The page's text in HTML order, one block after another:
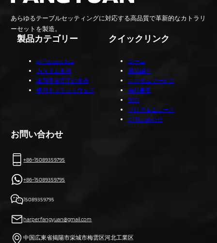
あらゆるテーブルセッティングに対応する高品質で革新的なカトラリ
ーセットを製造。
製品カテゴリー
All Flatware Sets
カスタム食器
出荷準備完了の食器
柄付きフラットウェア
クイックリンク
ホーム
製品紹介
カスタムサービス
会社概要
能力
ブログ＆ニュース
お問い合わせ
お問い合わせ
+86-15089359795
+86-15089359795
15089359795
harper.fangyuan@gmail.com
中国広東省揭陽市栄城市梅雲区河北工業区